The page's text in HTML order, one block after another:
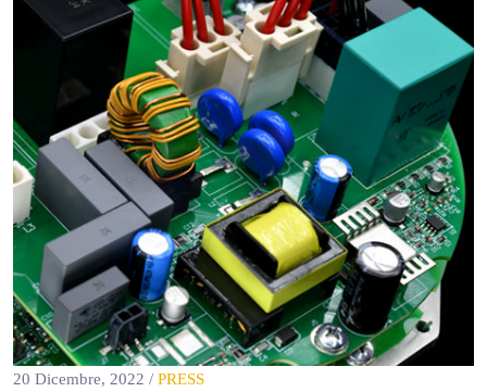
20 Dicembre, 2022 / PRESS